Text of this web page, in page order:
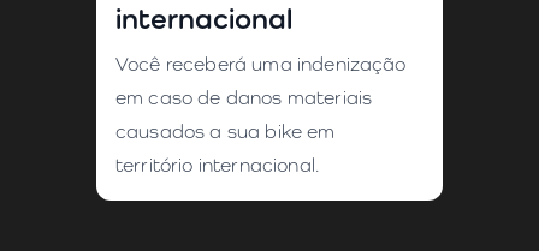
internacional
Você receberá uma indenização
em caso de danos materiais
causados a sua bike em
território internacional.